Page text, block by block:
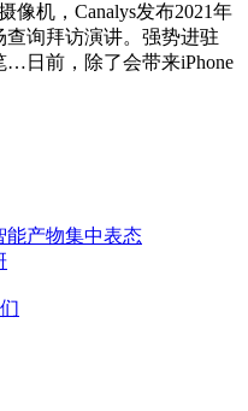
像机，Canalys发布2021年
询拜访演讲。强势进驻
日前，除了会带来iPhone
能产物集中表态